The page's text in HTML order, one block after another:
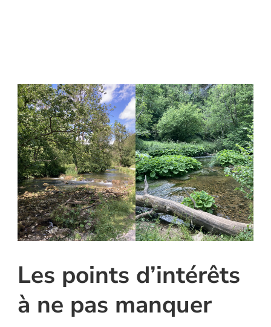
Les points d’intérêts
à ne pas manquer